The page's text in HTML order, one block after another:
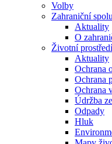
Volby
Zahraniční
Aktuality
O
Životní prostředí
Aktuality
Ochrana
Ochrana
Ochrana
Údržba
Odpady
Hluk